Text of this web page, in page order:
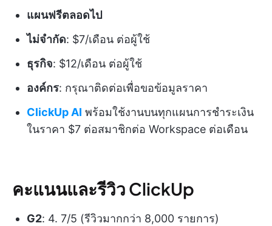
แผนฟรีตลอดไป
ไม่จำกัด: $7/เดือน ต่อผู้ใช้
ธุรกิจ: $12/เดือน ต่อผู้ใช้
องค์กร: กรุณาติดต่อเพื่อขอข้อมูลราคา
ClickUp AI พร้อมใช้งานบนทุกแผนการชำระเงิน
ในราคา $7 ต่อสมาชิกต่อ Workspace ต่อเดือน
คะแนนและรีวิว ClickUp
G2: 4. 7/5 (รีวิวมากกว่า 8,000 รายการ)